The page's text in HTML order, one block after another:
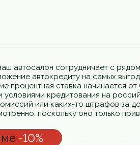
автосалон сотрудничает с
автокредиту на самых
процентная ставка начинается от
условиями кредитования на
или каких-то штрафов за
поскольку оно только
-10%